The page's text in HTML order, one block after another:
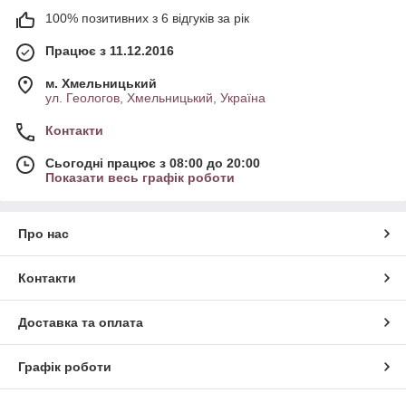
100% позитивних з 6 відгуків за рік
Працює з 11.12.2016
м. Хмельницький
ул. Геологов, Хмельницький, Україна
Контакти
Сьогодні працює з 08:00 до 20:00
Показати весь графік роботи
Про нас
Контакти
Доставка та оплата
Графік роботи